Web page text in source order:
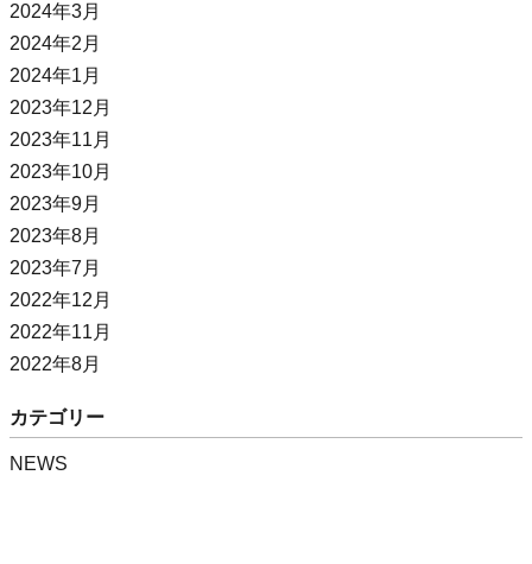
2024年3月
2024年2月
2024年1月
2023年12月
2023年11月
2023年10月
2023年9月
2023年8月
2023年7月
2022年12月
2022年11月
2022年8月
カテゴリー
NEWS